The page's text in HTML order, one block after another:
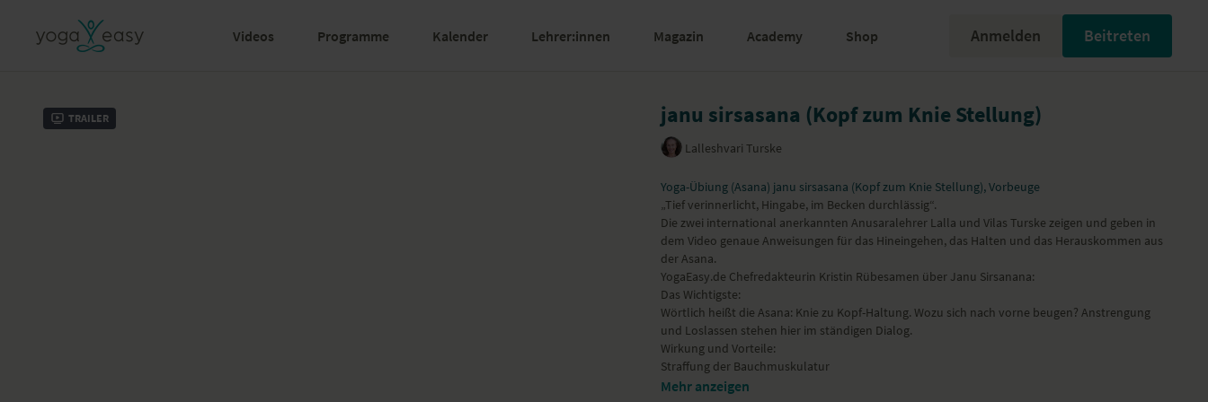
Videos Programme Kalender Lehrer:innen Magazin Academy Shop Anmelden Beitreten
Trailer janu sirsasana (Kopf zum Knie Stellung)
Lalleshvari Turske
Yoga-Übiung (Asana) janu sirsasana (Kopf zum Knie Stellung), Vorbeuge
„Tief verinnerlicht, Hingabe, im Becken durchlässig“.
Die zwei international anerkannten Anusaralehrer Lalla und Vilas Turske zeigen und geben in
dem Video genaue Anweisungen für das Hineingehen, das Halten und das Herauskommen aus
der Asana.
YogaEasy.de Chefredakteurin Kristin Rübesamen über Janu Sirsanana:
Das Wichtigste:
Wörtlich heißt die Asana: Knie zu Kopf-Haltung. Wozu sich nach vorne beugen? Anstrengung
und Loslassen stehen hier im ständigen Dialog.
Wirkung und Vorteile:
Straffung der Bauchmuskulatur
Kräftigung der Nieren- und Nebennierenfunktion
Mehr anzeigen